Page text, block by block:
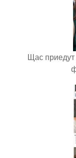
Щас приедут